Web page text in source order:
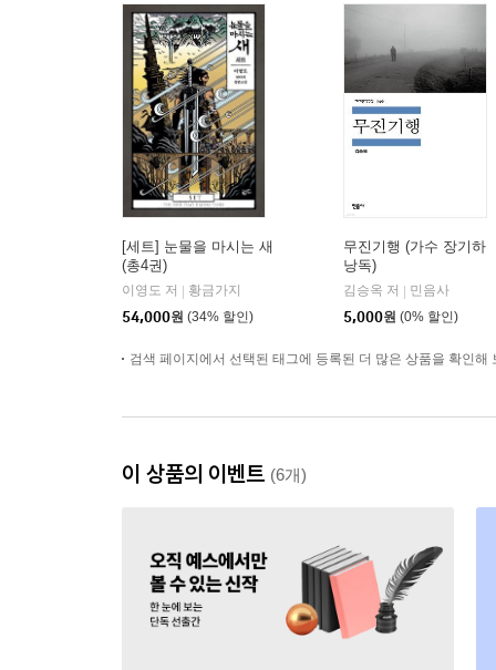
[세트] 눈물을 마시는 새
(총4권)
이영도 저
황금가지
54,000원 (34% 할인)
무진기행 (가수 장기하
낭독)
김승옥 저
민음사
5,000원 (0% 할인)
검색 페이지에서 선택된 태그에 등록된 더 많은 상품을 확인해
이 상품의 이벤트 (6개)